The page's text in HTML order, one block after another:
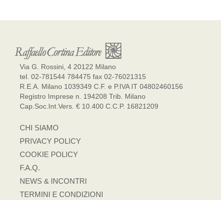
Via G. Rossini, 4 20122 Milano
tel. 02-781544 784475 fax 02-76021315
R.E.A. Milano 1039349 C.F. e P.IVA IT 04802460156
Registro Imprese n. 194208 Trib. Milano
Cap.Soc.Int.Vers. € 10.400 C.C.P. 16821209
CHI SIAMO
PRIVACY POLICY
COOKIE POLICY
F.A.Q.
NEWS & INCONTRI
TERMINI E CONDIZIONI